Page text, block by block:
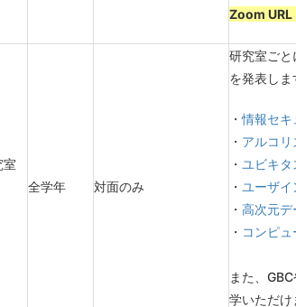
Zoom URL
室
全学年 対面のみ
研究室ご
を発表しま
・情報セキ
・ アルコリ
・ ユビキタ
・ ユーザイ
・ 高次元デ
・ コンピ
また、
学いただけ